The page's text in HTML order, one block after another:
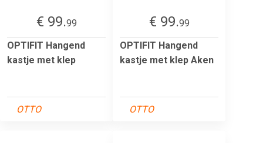
€ 99.99
OPTIFIT Hangend
kastje met klep
OTTO
€ 99.99
OPTIFIT Hangend
kastje met klep Aken
OTTO